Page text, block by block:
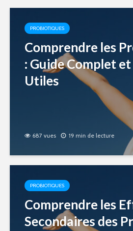
PROBIOTIQUES
Comprendre les
: Guide Complet
Utiles
687 vues 19 min de lecture
PROBIOTIQUES
Comprendre les
Secondaires des